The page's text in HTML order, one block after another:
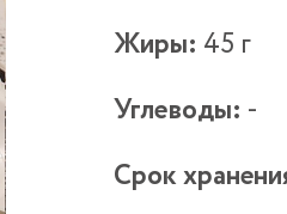
Жиры: 45 г
Углеводы: -
Срок